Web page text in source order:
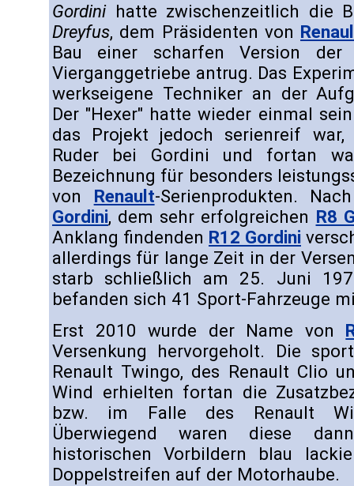
Gordinihatte zwischenzeitlich die
Dreyfus, dem Präsidenten von
Bau einer scharfen Version
Vierganggetriebe antrug. Das
werkseigene Techniker an der
Der "Hexer" hatte wieder einmal
das Projekt jedoch serienreif
Ruder bei Gordini und fortan
Bezeichnung für besonders
von Renault-Serienprodukten.
Gordini, dem sehr erfolgreichen R8
Anklang findenden R12 Gordini
allerdings für lange Zeit in der
starb schließlich am 25. Juni
befanden sich 41 Sport-Fahrzeuge
Erst 2010 wurde der Name von
Versenkung hervorgeholt. Die
Renault Twingo, des Renault Clio
Wind erhielten fortan die
bzw. im Falle des Renault
Überwiegend waren diese
historischen Vorbildern blau
Doppelstreifen auf der Motorhaube.